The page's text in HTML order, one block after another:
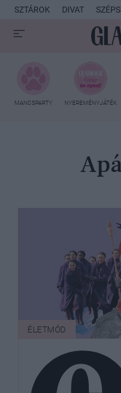
SZTÁROK DIVAT
MANCSPARTY NYEREMÉNYJÁTÉK
ÉLETMÓD